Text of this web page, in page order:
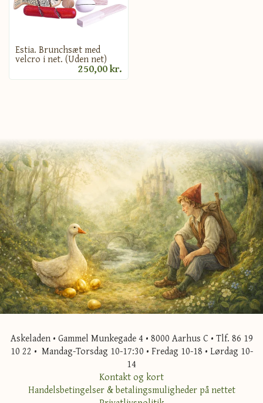
Estia. Brunchsæt med
velcro i net. (Uden net)
250,00 kr.
Askeladen • Gammel Munkegade 4 • 8000 Aarhus C • Tlf. 86 19
10 22 • Mandag-Torsdag 10-17:30 • Fredag 10-18 • Lørdag 10-
14
Kontakt og kort
Handelsbetingelser & betalingsmuligheder på nettet